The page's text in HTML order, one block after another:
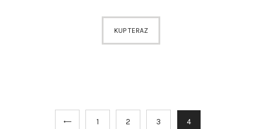
KUP TERAZ
1 2 3 4